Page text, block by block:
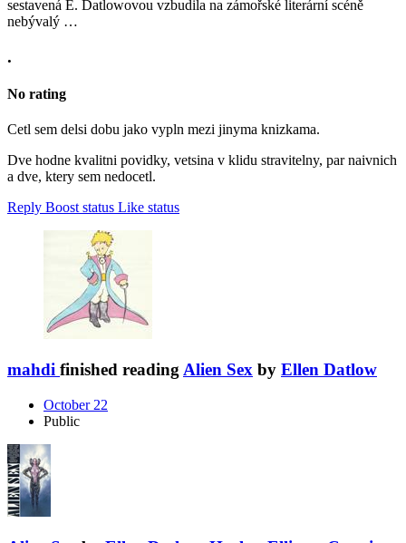
sestavená E. Datlowovou vzbudila na zámořské literární scéně
nebývalý …
.
No rating
Cetl sem delsi dobu jako vypln mezi jinyma knizkama.
Dve hodne kvalitni povidky, vetsina v klidu stravitelny, par naivnich
a dve, ktery sem nedocetl.
Reply Boost status Like status
mahdi finished reading Alien Sex by Ellen Datlow
October 22
Public